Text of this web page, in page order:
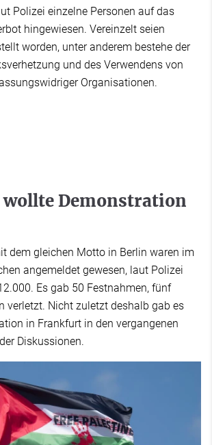
Polizei einzelne Personen auf das
hingewiesen. Vereinzelt seien
worden, unter anderem bestehe der
und des Verwendens von
Organisationen.
Demonstration
dem gleichen Motto in Berlin waren im
angemeldet gewesen, laut Polizei
Es gab 50 Festnahmen, fünf
verletzt. Nicht zuletzt deshalb gab es
in Frankfurt in den vergangenen
Diskussionen.